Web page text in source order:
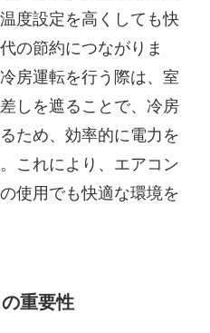
度設定を高くしても快
の節約につながりま
房運転を行う際は、室
しを遮ることで、冷房
ため、効率的に電力を
これにより、エアコン
使用でも快適な環境を
重要性